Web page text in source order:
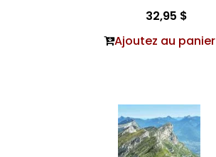
32,95 $
Ajoutez au panier